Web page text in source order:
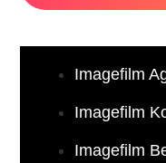
Ähnliche
Artikel
Imagefilm
Imagefilm
Imagefilm